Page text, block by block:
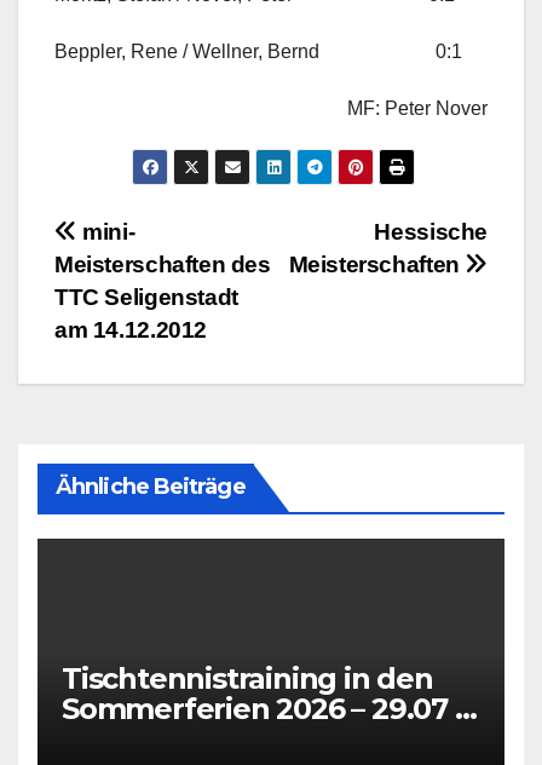
Beppler, Rene / Wellner, Bernd 0:1
MF: Peter Nover
BeitragsnavigationHessische
Meisterschaften
mini-
Meisterschaften des
TTC Seligenstadt
am 14.12.2012
Ähnliche Beiträge
Tischtennistraining in den
Sommerferien 2026 – 29.07 +